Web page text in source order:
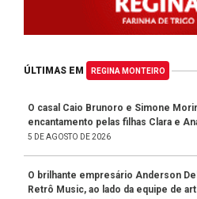
ÚLTIMAS EM REGINA MONTEIRO
O casal Caio Brunoro e Simone
encantamento pelas filhas Clara e
5 DE AGOSTO DE 2026
O brilhante empresário Anderson
Retrô Music, ao lado da equipe de